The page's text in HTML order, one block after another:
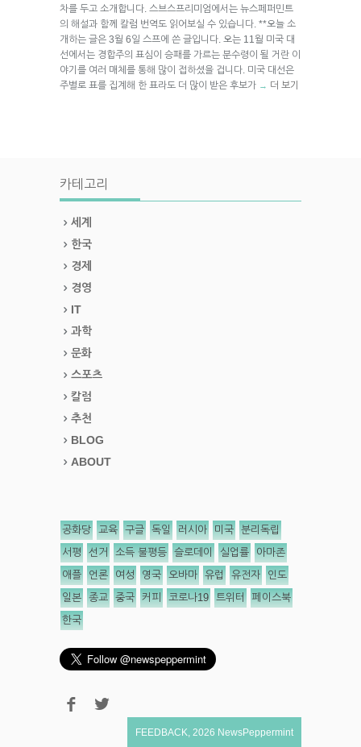
차를 두고 소개합니다. 스브스프리미엄에서는 뉴스페퍼민트
의 해설과 함께 칼럼 번역도 읽어보실 수 있습니다. **오늘 소
개하는 글은 3월 6일 스프에 쓴 글입니다. 오는 11월 미국 대
선에서는 경합주의 표심이 승패를 가르는 분수령이 될 거란 이
야기를 여러 매체를 통해 많이 접하셨을 겁니다. 미국 대선은
주별로 표를 집계해 한 표라도 더 많이 받은 후보가 → 더 보기
카테고리
세계
한국
경제
경영
IT
과학
문화
스포츠
칼럼
추천
BLOG
ABOUT
공화당 교육 구글 독일 러시아 미국 분리독립
서평 선거 소득 불평등 슬로데이 실업률 아마존
애플 언론 여성 영국 오바마 유럽 유전자 인도
일본 종교 중국 커피 코로나19 트위터 페이스북
한국
FEEDBACK 2026 NewsPeppermint